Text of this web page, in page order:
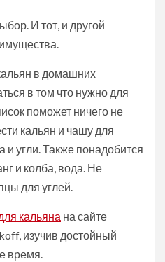
И тот, и другой
в домашних
в том что нужно для
поможет ничего не
кальян и чашу для
и угли. Также понадобится
и колба, вода. Не
для углей.
кальяна на сайте
изучив достойный
время.